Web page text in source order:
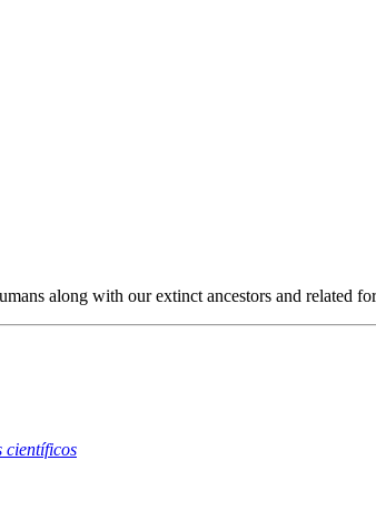
along with our extinct ancestors and related
científicos